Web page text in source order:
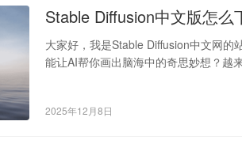
Stable Diffusion中文版怎
大家好，我是Stable Diffusion中文网的
能让AI帮你画出脑海中的奇思妙想？越
2025年12月8日